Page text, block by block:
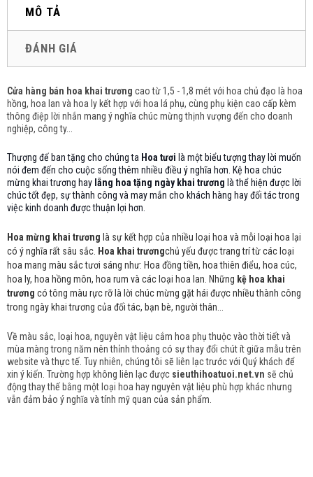
MÔ TẢ
ĐÁNH GIÁ
Cửa hàng bán hoa khai trương cao từ 1,5 - 1,8 mét với hoa chủ đạo là hoa
hồng, hoa lan và hoa ly kết hợp với hoa lá phụ, cùng phụ kiện cao cấp kèm
thông điệp lời nhắn mang ý nghĩa chúc mừng thịnh vượng đến cho doanh
nghiệp, công ty...
Thượng đế ban tặng cho chúng ta Hoa tươi là một biểu tượng thay lời muốn
nói đem đến cho cuộc sống thêm nhiều điều ý nghĩa hơn. Kệ hoa chúc
mừng khai trương hay lẵng hoa tặng ngày khai trương là thể hiện được lời
chúc tốt đẹp, sự thành công và may mắn cho khách hàng hay đối tác trong
việc kinh doanh được thuận lợi hơn.
Hoa mừng khai trương là sự kết hợp của nhiều loại hoa và mỗi loại hoa lại
có ý nghĩa rất sâu sắc. Hoa khai trươngchủ yếu được trang trí từ các loại
hoa mang màu sắc tươi sáng như: Hoa đồng tiền, hoa thiên điểu, hoa cúc,
hoa ly, hoa hồng môn, hoa rum và các loại hoa lan. Những kệ hoa khai
trương có tông màu rực rỡ là lời chúc mừng gặt hái được nhiều thành công
trong ngày khai trương của đối tác, bạn bè, người thân...
Về màu sắc, loại hoa, nguyên vật liệu cắm hoa phụ thuộc vào thời tiết và
mùa màng trong năm nên thỉnh thoảng có sự thay đổi chút ít giữa mẫu trên
website và thực tế. Tuy nhiên, chúng tôi sẽ liên lạc trước với Quý khách để
xin ý kiến. Trường hợp không liên lạc được sieuthihoatuoi.net.vn sẽ chủ
động thay thế bằng một loại hoa hay nguyên vật liệu phù hợp khác nhưng
vẫn đảm bảo ý nghĩa và tính mỹ quan của sản phẩm.